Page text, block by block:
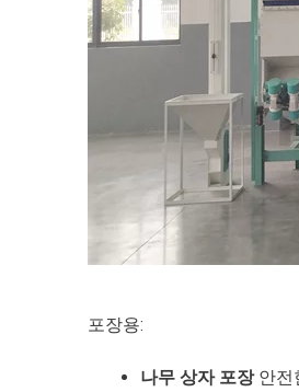
포장용:
나무 상자 포장안전